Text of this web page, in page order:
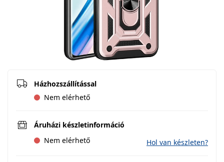
Házhozszállítással
Nem elérhető
Áruházi készletinformáció
Nem elérhető
Hol van készleten?